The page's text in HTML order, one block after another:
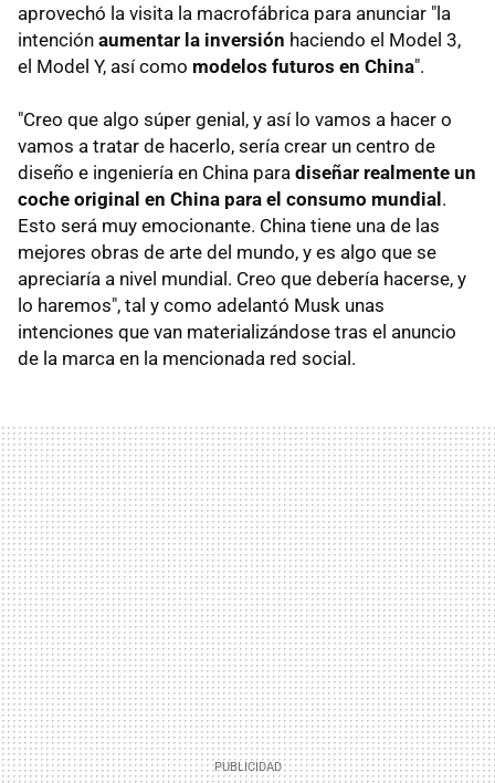
aprovechó la visita la macrofábrica para anunciar "la
intención aumentar la inversión haciendo el Model 3,
el Model Y, así como modelos futuros en China".
"Creo que algo súper genial, y así lo vamos a hacer o
vamos a tratar de hacerlo, sería crear un centro de
diseño e ingeniería en China para diseñar realmente un
coche original en China para el consumo mundial .
Esto será muy emocionante. China tiene una de las
mejores obras de arte del mundo, y es algo que se
apreciaría a nivel mundial. Creo que debería hacerse, y
lo haremos", tal y como adelantó Musk unas
intenciones que van materializándose tras el anuncio
de la marca en la mencionada red social.